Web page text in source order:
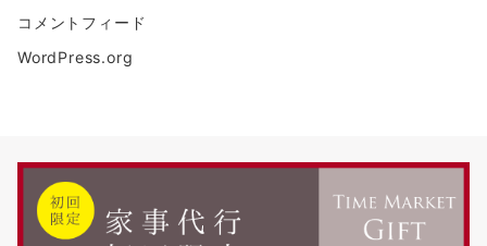
コメントフィード
WordPress.org